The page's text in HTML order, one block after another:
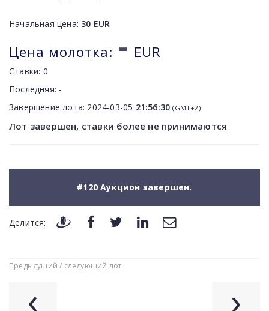
Начальная цена: 30 EUR
Цена молотка: - EUR
Ставки: 0
Последняя: -
Завершение лота: 2024-03-05 21:56:30 (GMT+2)
Лот завершен, ставки более не принимаются
#120 Аукцион завершен.
Делится:
Предыдущий / следующий лот:
‹ ›